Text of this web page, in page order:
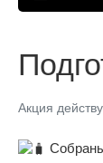
Акция